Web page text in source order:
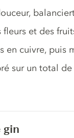
et des
en cuivre, puis
sur un total
gin